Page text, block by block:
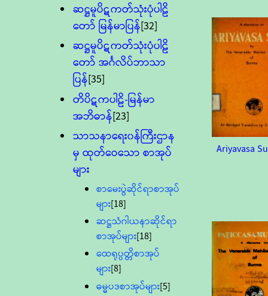
ဆဋ္ဌမူပိဋကတ်သုံးပုံပါဠိ
တော် မြန်မာပြန်[32]
ဆဋ္ဌမူပိဋကတ်သုံးပုံပါဠိ
တော် အင်္ဂလိပ်ဘာသာ
ပြန်[35]
တိပိဋကပါဠိ-မြန်မာ
အဘိဓာန်[23]
သာသနာရေး၀န်ကြီးဌာန
မှ ထုတ်ဝေသော စာအုပ်
များ
စာမေးပွဲဆိုင်ရာစာအုပ်
များ[18]
ဆဋ္ဌသံဂါယနာဆိုင်ရာ
စာအုပ်များ[18]
ထေရုပ္ပတ္တိစာအုပ်
များ[8]
ဓမ္မပဒစာအုပ်များ[5]
Ariyavasa